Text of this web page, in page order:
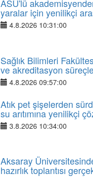
ASÜ'lü
yaralar için yenilikçi
4.8.2026 10:31:00
Sağlık Bilimleri
ve akreditasyon
4.8.2026 09:57:00
Atık pet şişelerden
su arıtımına yenilikçi
3.8.2026 10:34:00
Aksaray
hazırlık toplantısı